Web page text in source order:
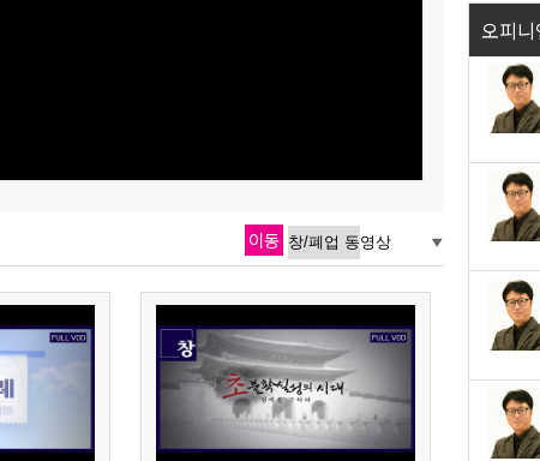
이동
오피니